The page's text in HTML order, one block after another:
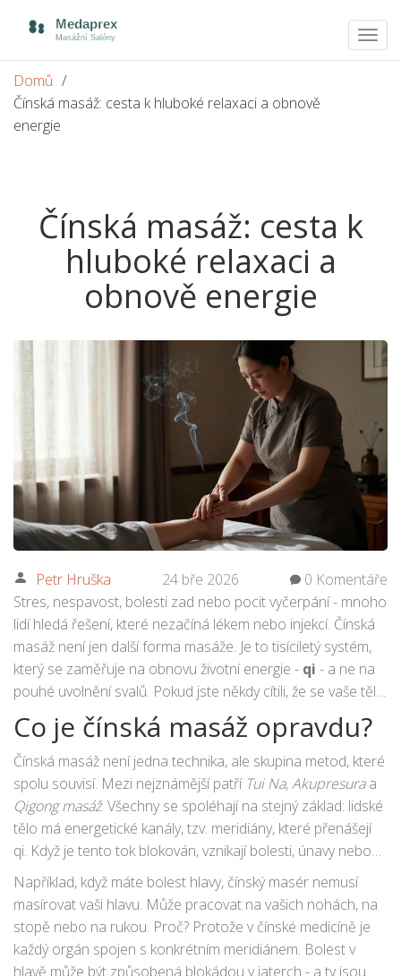
Domů
Čínská masáž: cesta k hluboké relaxaci a obnově
energie
Čínská masáž: cesta k
hluboké relaxaci a
obnově energie
Petr Hruška 24 bře 2026
0 Komentáře
Stres, nespavost, bolesti zad nebo pocit vyčerpání - mnoho
lidí hledá řešení, které nezačíná lékem nebo injekcí. Čínská
masáž není jen další forma masáže. Je to tisíciletý systém,
který se zaměřuje na obnovu životní energie - qi - a ne na
pouhé uvolnění svalů. Pokud jste někdy cítili, že se vaše tělo
„zakonzervovalo“, i když jste si dali masáž, možná jste
potřebovali právě čínskou.
Co je čínská masáž opravdu?
Čínská masáž není jedna technika, ale skupina metod, které
spolu souvisí. Mezi nejznámější patří Tui Na,Akupresuraa
Qigong masáž. Všechny se spoléhají na stejný základ: lidské
tělo má energetické kanály, tzv. meridiány, které přenášejí
qi. Když je tento tok blokován, vznikají bolesti, únavy nebo
nemoci. Masér nepracuje jen s kostmi a svaly - pracuje s
energií.
Například, když máte bolest hlavy, čínský masér nemusí
masírovat vaši hlavu. Může pracovat na vašich nohách, na
stopě nebo na rukou. Proč? Protože v čínské medicíně je
každý orgán spojen s konkrétním meridiánem. Bolest v
hlavě může být způsobená blokádou v jaterch - a ty jsou